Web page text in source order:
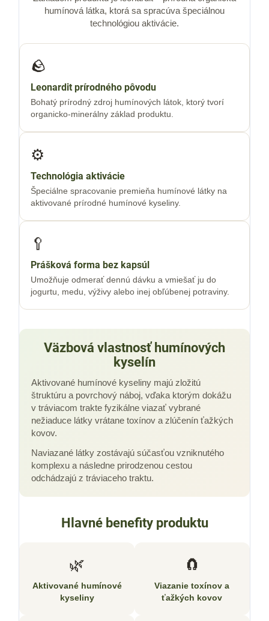
humínová látka, ktorá sa spracúva špeciálnou
technológiou aktivácie.
🪨
Leonardit prírodného pôvodu
Bohatý prírodný zdroj humínových látok, ktorý tvorí
organicko-minerálny základ produktu.
⚙️
Technológia aktivácie
Špeciálne spracovanie premieňa humínové látky na
aktivované prírodné humínové kyseliny.
🥄
Prášková forma bez kapsúl
Umožňuje odmerať dennú dávku a vmiešať ju do
jogurtu, medu, výživy alebo inej obľúbenej potraviny.
Väzbová vlastnosť humínových
kyselín
Aktivované humínové kyseliny majú zložitú
štruktúru a povrchový náboj, vďaka ktorým dokážu
v tráviacom trakte fyzikálne viazať vybrané
nežiaduce látky vrátane toxínov a zlúčenín ťažkých
kovov.
Naviazané látky zostávajú súčasťou vzniknutého
komplexu a následne prirodzenou cestou
odchádzajú z tráviaceho traktu.
Hlavné benefity produktu
🌿
Aktivované humínové
kyseliny
🧲
Viazanie toxínov a
ťažkých kovov